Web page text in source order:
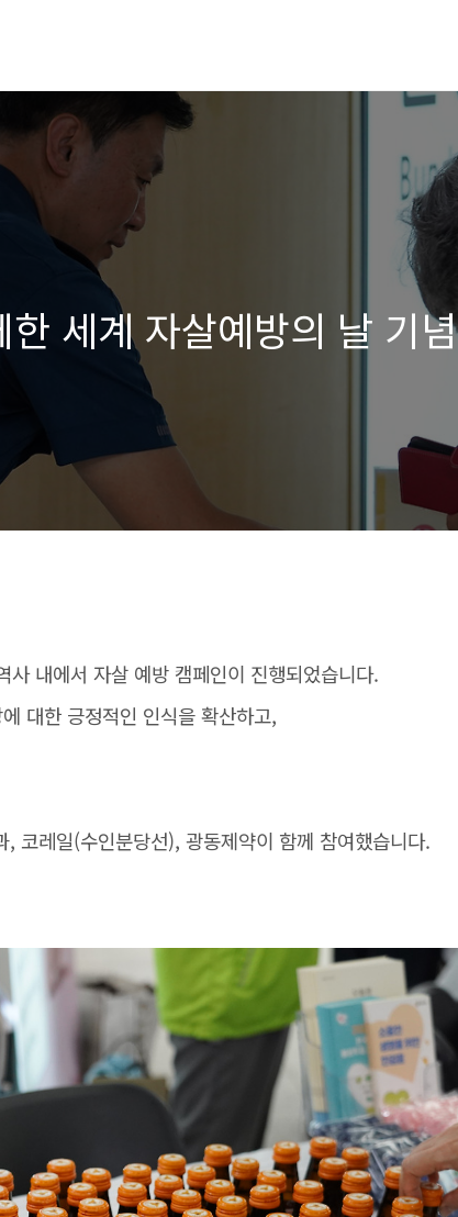
세계 자살예방의 날 기념
사 내에서 자살 예방 캠페인이 진행되었습니다.
대한 긍정적인 인식을 확산하고,
코레일(수인분당선), 광동제약이 함께 참여했습니다.